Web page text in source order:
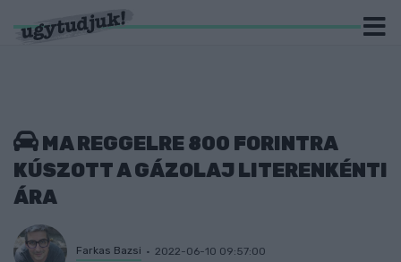
MA REGGELRE 800 FORINTRA
KÚSZOTT A GÁZOLAJ LITERENKÉNTI
ÁRA
Farkas Bazsi 2022-06-10 09:57:00